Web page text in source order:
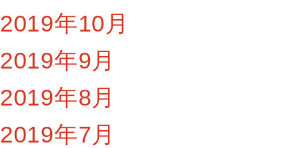
2019年10月
2019年9月
2019年8月
2019年7月